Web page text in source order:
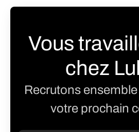
Vous
chez
Recrutons
votre prochain